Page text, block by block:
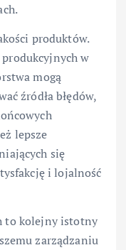
produktów.
w
mogą
źródła błędów,
lepsze
się
i lojalność
to kolejny istotny
zarządzaniu